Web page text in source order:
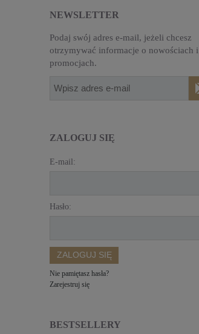
NEWSLETTER
Podaj swój adres e-mail, jeżeli chcesz
otrzymywać informacje o nowościach i
promocjach.
ZALOGUJ SIĘ
E-mail:
Hasło:
ZALOGUJ SIĘ
Nie pamiętasz hasła?
Zarejestruj się
BESTSELLERY